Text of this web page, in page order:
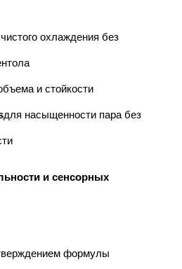
охлаждения без
и стойкости
для насыщенности пара без
и сенсорных
формулы